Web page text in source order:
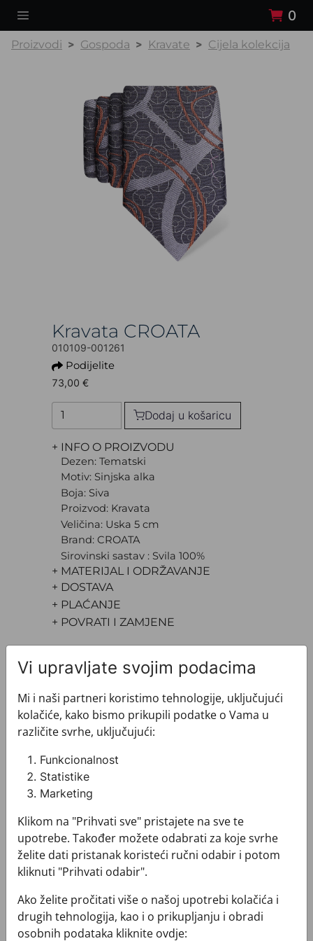
0
Proizvodi Gospoda Kravate Cijela kolekcija
Kravata CROATA
010109-001261
Podijelite
73,00 €
Dodaj u košaricu
+ INFO O PROIZVODU
Dezen: Tematski
Motiv: Sinjska alka
Boja: Siva
Proizvod: Kravata
Veličina: Uska 5 cm
Brand: CROATA
Sirovinski sastav : Svila 100%
+ MATERIJAL I ODRŽAVANJE
+ DOSTAVA
+ PLAĆANJE
+ POVRATI I ZAMJENE
Pogledajte i ovo
Vi upravljate svojim podacima
Mi i naši partneri koristimo tehnologije, uključujući
kolačiće, kako bismo prikupili podatke o Vama u
različite svrhe, uključujući:
Funkcionalnost
Statistike
Marketing
Klikom na "Prihvati sve" pristajete na sve te
upotrebe. Također možete odabrati za koje svrhe
želite dati pristanak koristeći ručni odabir i potom
kliknuti "Prihvati odabir".
Ako želite pročitati više o našoj upotrebi kolačića i
drugih tehnologija, kao i o prikupljanju i obradi
osobnih podataka kliknite ovdje: